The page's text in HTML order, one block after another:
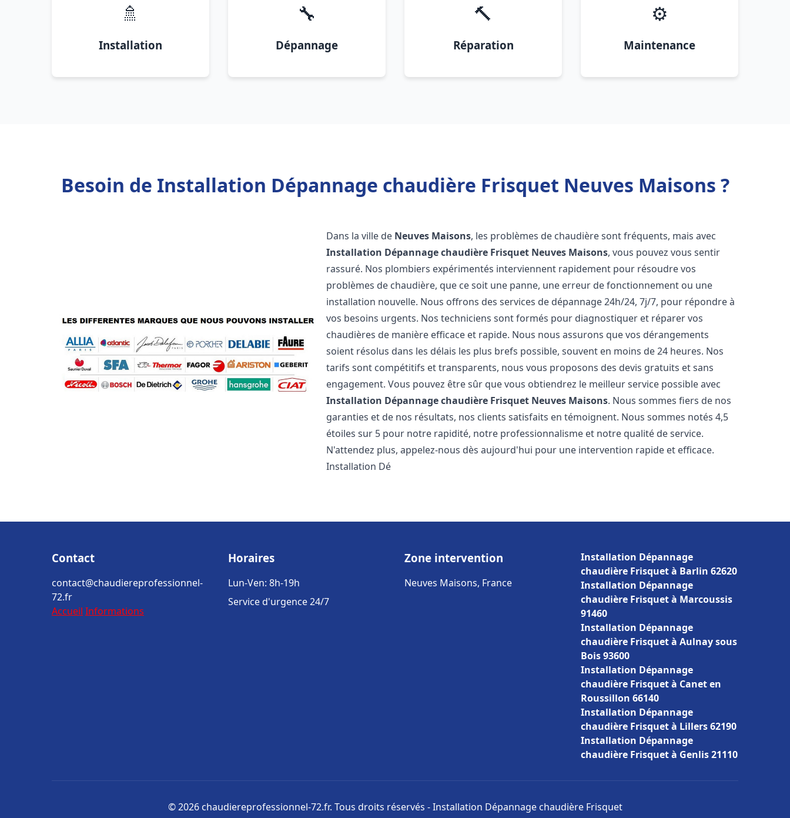
🚿
Installation
🔧
Dépannage
🔨
Réparation
⚙️
Maintenance
Besoin de Installation Dépannage chaudière Frisquet Neuves Maisons ?
Dans la ville de Neuves Maisons, les problèmes de chaudière sont fréquents, mais avec
Installation Dépannage chaudière Frisquet Neuves Maisons, vous pouvez vous sentir
rassuré. Nos plombiers expérimentés interviennent rapidement pour résoudre vos
problèmes de chaudière, que ce soit une panne, une erreur de fonctionnement ou une
installation nouvelle. Nous offrons des services de dépannage 24h/24, 7j/7, pour répondre à
vos besoins urgents. Nos techniciens sont formés pour diagnostiquer et réparer vos
chaudières de manière efficace et rapide. Nous nous assurons que vos dérangements
soient résolus dans les délais les plus brefs possible, souvent en moins de 24 heures. Nos
tarifs sont compétitifs et transparents, nous vous proposons des devis gratuits et sans
engagement. Vous pouvez être sûr que vous obtiendrez le meilleur service possible avec
Installation Dépannage chaudière Frisquet Neuves Maisons. Nous sommes fiers de nos
garanties et de nos résultats, nos clients satisfaits en témoignent. Nous sommes notés 4,5
étoiles sur 5 pour notre rapidité, notre professionnalisme et notre qualité de service.
N'attendez plus, appelez-nous dès aujourd'hui pour une intervention rapide et efficace.
Installation Dé
Contact
contact@chaudiereprofessionnel-
72.fr
Accueil Informations
Horaires
Lun-Ven: 8h-19h
Service d'urgence 24/7
Zone intervention
Neuves Maisons, France
Installation Dépannage
chaudière Frisquet à Barlin 62620
Installation Dépannage
chaudière Frisquet à Marcoussis
91460
Installation Dépannage
chaudière Frisquet à Aulnay sous
Bois 93600
Installation Dépannage
chaudière Frisquet à Canet en
Roussillon 66140
Installation Dépannage
chaudière Frisquet à Lillers 62190
Installation Dépannage
chaudière Frisquet à Genlis 21110
© 2026 chaudiereprofessionnel-72.fr. Tous droits réservés - Installation Dépannage chaudière Frisquet